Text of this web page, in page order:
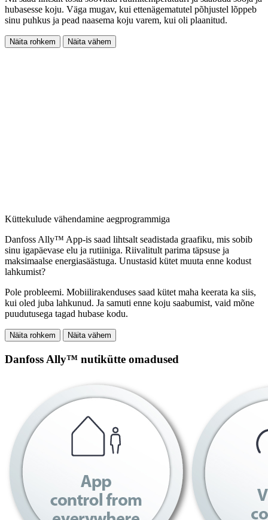
hubasesse koju. Väga mugav, kui ettenägematutel põhjustel lõppeb
sinu puhkus ja pead naasema koju varem, kui oli plaanitud.
Näita rohkem Näita vähem
Küttekulude vähendamine aegprogrammiga
Danfoss Ally™ App-is saad lihtsalt seadistada graafiku, mis sobib
sinu igapäevase elu ja rutiiniga. Riivalitult parima täpsuse ja
maksimaalse energiasäästuga. Unustasid kütet muuta enne kodust
lahkumist?
Pole probleemi. Mobiilirakenduses saad kütet maha keerata ka siis,
kui oled juba lahkunud. Ja samuti enne koju saabumist, vaid mõne
puudutusega tagad hubase kodu.
Näita rohkem Näita vähem
Danfoss Ally™ nutikütte omadused